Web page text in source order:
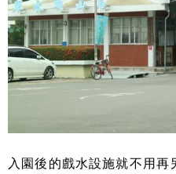
入園後的戲水設施就不用